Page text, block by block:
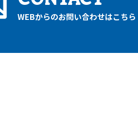
WEBからのお問い合わせはこちら